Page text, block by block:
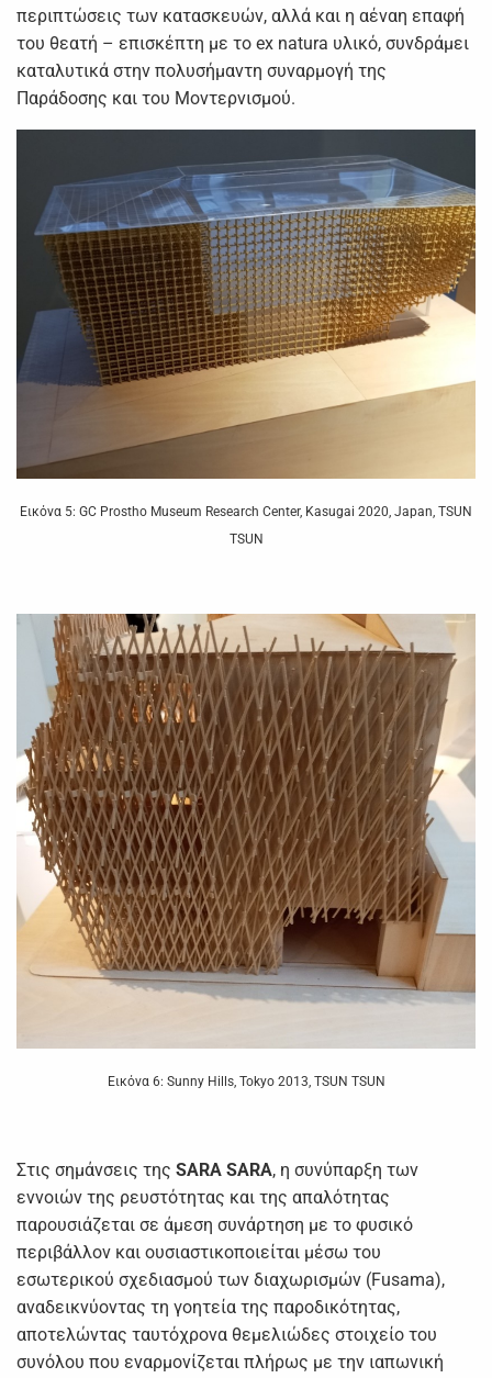
περιπτώσεις των κατασκευών, αλλά και η αέναη επαφή
του θεατή – επισκέπτη με το ex natura υλικό, συνδράμει
καταλυτικά στην πολυσήμαντη συναρμογή της
Παράδοσης και του Μοντερνισμού.
Εικόνα 5: GC Prostho Museum Research Center, Kasugai 2020, Japan, TSUN
TSUN
Εικόνα 6: Sunny Hills, Tokyo 2013, TSUN TSUN
Στις σημάνσεις της SARA SARA, η συνύπαρξη των
εννοιών της ρευστότητας και της απαλότητας
παρουσιάζεται σε άμεση συνάρτηση με το φυσικό
περιβάλλον και ουσιαστικοποιείται μέσω του
εσωτερικού σχεδιασμού των διαχωρισμών (Fusama),
αναδεικνύοντας τη γοητεία της παροδικότητας,
αποτελώντας ταυτόχρονα θεμελιώδες στοιχείο του
συνόλου που εναρμονίζεται πλήρως με την ιαπωνική